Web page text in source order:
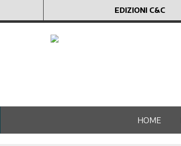
EDIZIONI C&C
HOME